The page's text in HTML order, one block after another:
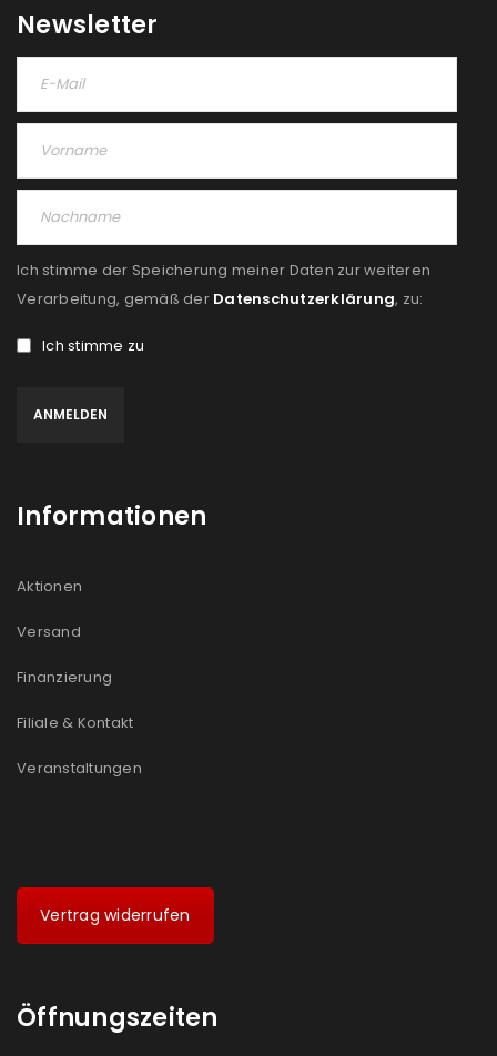
Newsletter
Ich stimme der Speicherung meiner Daten zur weiteren
Verarbeitung, gemäß der Datenschutzerklärung, zu:
Ich stimme zu
Informationen
Aktionen
Versand
Finanzierung
Filiale & Kontakt
Veranstaltungen
Vertrag widerrufen
Öffnungszeiten